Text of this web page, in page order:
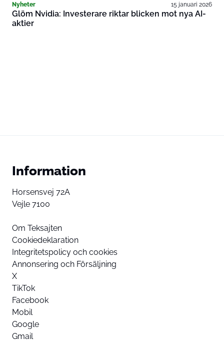
Nyheter 15 januari 2026
Glöm Nvidia: Investerare riktar blicken mot nya AI-
aktier
Information
Horsensvej 72A
Vejle 7100
Om Teksajten
Cookiedeklaration
Integritetspolicy och cookies
Annonsering och Försäljning
X
TikTok
Facebook
Mobil
Google
Gmail